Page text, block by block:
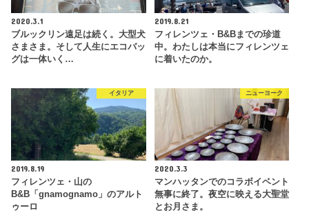
2020.3.1
ブルックリン遠足は続く。大型犬
さまさま。そして人生にエコバッ
グは一体いく…
2019.8.21
フィレンツェ・B&Bまでの珍道
中。わたしは本当にフィレンツェ
に着いたのか。
イタリア
2019.8.19
フィレンツェ・山の
B&B「gnamognamo」のアルト
ゥーロ
ニューヨーク
2020.3.3
マンハッタンでのコラボイベント
無事に終了。夜空に映える大聖堂
とお月さま。